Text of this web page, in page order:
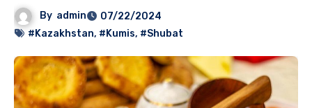
By admin
07/22/2024
#Kazakhstan, #Kumis, #Shubat